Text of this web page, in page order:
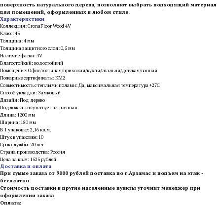
поверхность натурального дерева, позволяют выбрать подходящий материал
для помещений, оформленных в любом стиле.
Характеристики
Коллекция: CronaFloor Wood 4V
Класс: 43
Толщина: 4 мм
Толщина защитного слоя: 0,5 мм
Наличие фаски: 4V
Влагостойкий: водостойкий
Помещение: Офис/гостиная/прихожая/кухня/спальня/детская/ванная
Пожарные сертификаты: КМ2
Совместимость с теплыми полами: Да, максимальная температура +27С
Способ укладки: Замковый
Дизайн: Под дерево
Подложка: отсутствует встроенная
Длина: 1200 мм
Ширина: 180 мм
В 1 упаковке: 2,16 кв.м.
Штук в упаковке: 10
Срок службы: 20 лет
Страна производства: Россия
Цена за кв.м: 1525 рублей
Доставка и оплата
При сумме заказа от 9000 рублей доставка по г.Арзамас и подъем на этаж -
бесплатно
Стоимость доставки в другие населенные пункты уточнит менеджер при
оформлении заказа
Оплата: